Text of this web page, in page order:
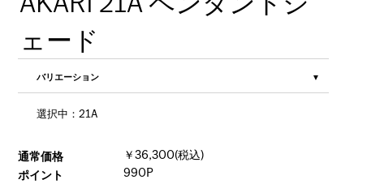
ェード
バリエーション
選択中：21A
通常価格
￥36,300(税込)
ポイント
990P